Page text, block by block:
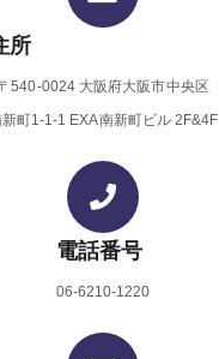
所
540-0024 大阪府大阪市中央区
町1-1-1 EXA南新町ビル 2F&4F
電話番号
06-6210-1220